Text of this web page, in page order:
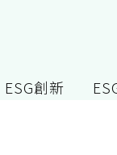
ESG創新